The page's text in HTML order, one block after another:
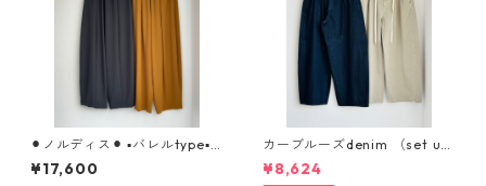
⚫︎ノルディス⚫︎ ▪️バレルtype▪️
ストレッチシフォンボリュー
ムpants （set UP対応） ノ
¥17,600
カーブルーズdenim （set up
¥8,624